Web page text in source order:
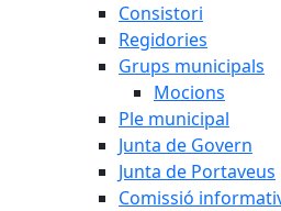
Consistori
Regidories
Grups municipals
Mocions
Ple municipal
Junta de Govern
Junta de Portaveus
Comissió